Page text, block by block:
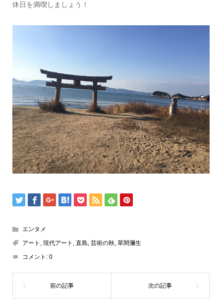
休日を満喫しましょう！
エンタメ
アート , 現代アート , 直島, 芸術の秋, 草間彌生
コメント: 0